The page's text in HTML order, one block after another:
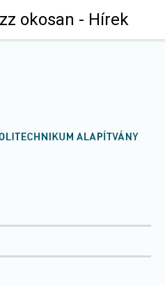
okosan - Hírek